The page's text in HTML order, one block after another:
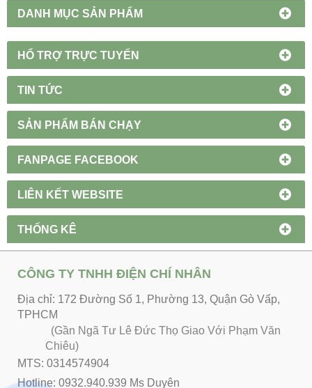
DANH MỤC SẢN PHẨM
HỔ TRỢ TRỰC TUYẾN
TIN TỨC
SẢN PHẨM BÁN CHẠY
FANPAGE FACEBOOK
LIÊN KẾT WEBSITE
THỐNG KÊ
CÔNG TY TNHH ĐIỆN CHÍ NHÂN
Địa chỉ: 172 Đường Số 1, Phường 13, Quận Gò Vấp,
TPHCM
(Gần Ngã Tư Lê Đức Thọ Giao Với Phạm Văn
Chiêu)
MTS: 0314574904
Hotline: 0932.940.939 Ms Duyên